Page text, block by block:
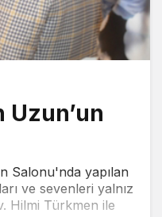
Salonu'nda yapılan
ve sevenleri yalnız
Hilmi Türkmen ile